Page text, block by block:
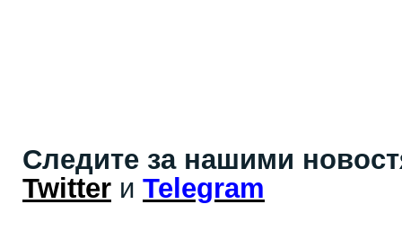
Следите за нашими
Twitter и Telegram